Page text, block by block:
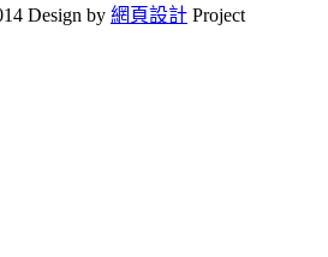
Design by 網頁設計 Project